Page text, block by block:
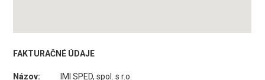
FAKTURAČNÉ ÚDAJE
Názov:
IMI SPED, spol. s r.o.